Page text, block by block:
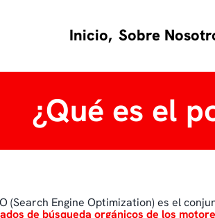
Inicio, Sobre
¿Qué es el
(Search Engine Optimization) es el
de búsqueda orgánicos de los